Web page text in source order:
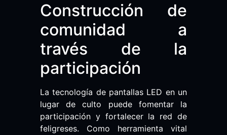
Construcción de
comunidad a
través de la
participación
La tecnología de pantallas LED en un
lugar de culto puede fomentar la
participación y fortalecer la red de
feligreses. Como herramienta vital